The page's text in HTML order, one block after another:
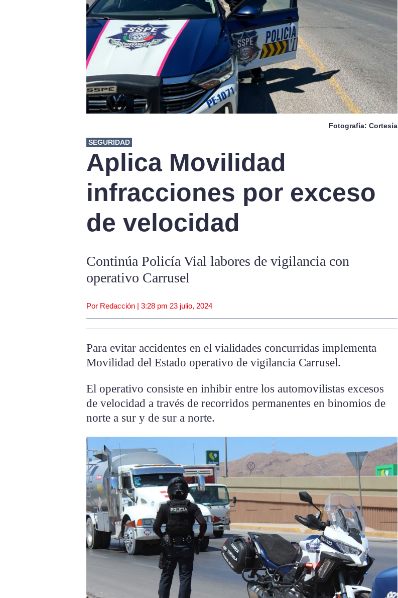
Fotografía: Cortesía
SEGURIDAD
Aplica Movilidad
infracciones por exceso
de velocidad
Continúa Policía Vial labores de vigilancia con
operativo Carrusel
Por Redacción | 3:28 pm 23 julio, 2024
Para evitar accidentes en el vialidades concurridas implementa
Movilidad del Estado operativo de vigilancia Carrusel.
El operativo consiste en inhibir entre los automovilistas excesos
de velocidad a través de recorridos permanentes en binomios de
norte a sur y de sur a norte.